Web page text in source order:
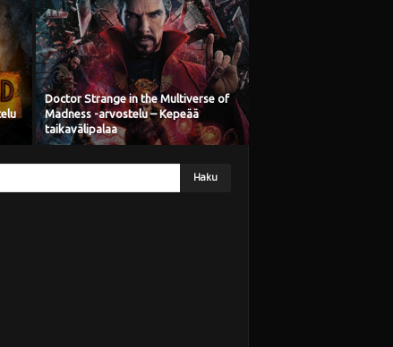
Doctor Strange in the Multiverse of
Madness -arvostelu – Kepeää
taikavälipalaa